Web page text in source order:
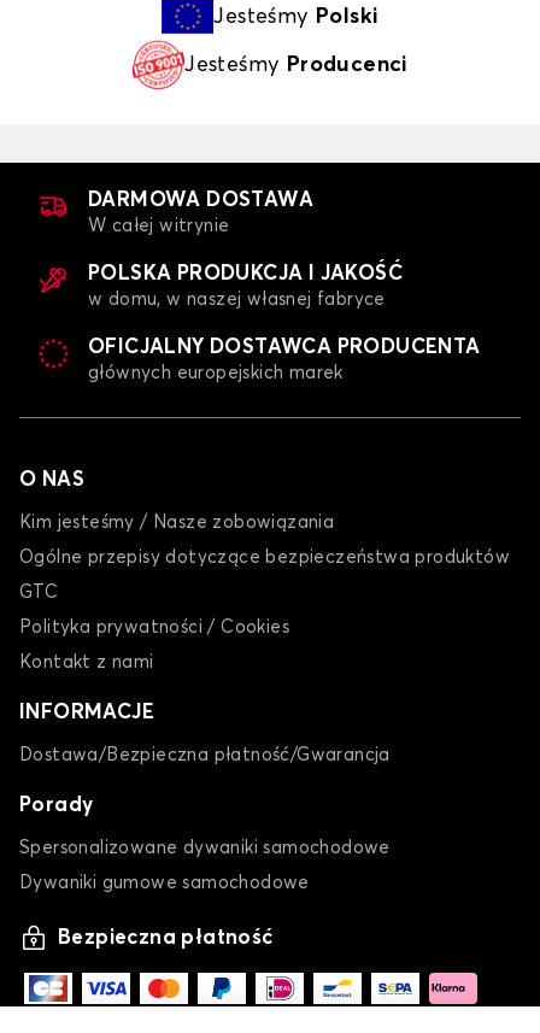
Jesteśmy Polski
Jesteśmy Producenci
DARMOWA DOSTAWA
W całej witrynie
POLSKA PRODUKCJA I JAKOŚĆ
w domu, w naszej własnej fabryce
OFICJALNY DOSTAWCA PRODUCENTA
głównych europejskich marek
O NAS
Kim jesteśmy / Nasze zobowiązania
Ogólne przepisy dotyczące bezpieczeństwa produktów
GTC
Polityka prywatności / Cookies
Kontakt z nami
INFORMACJE
Dostawa/Bezpieczna płatność/Gwarancja
Porady
Spersonalizowane dywaniki samochodowe
Dywaniki gumowe samochodowe
Bezpieczna płatność